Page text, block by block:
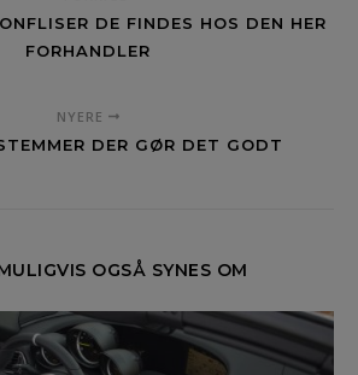
DE FINDES HOS DEN HER
FORHANDLER
NYERE
DER GØR DET GODT
OGSÅ SYNES OM